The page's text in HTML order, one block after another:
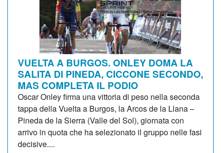
VUELTA A BURGOS. ONLEY DOMA LA
SALITA DI PINEDA, CICCONE SECONDO,
MAS COMPLETA IL PODIO
Oscar Onley firma una vittoria di peso nella seconda
tappa della Vuelta a Burgos, la Arcos de la Llana –
Pineda de la Sierra (Valle del Sol), giornata con
arrivo in quota che ha selezionato il gruppo nelle fasi
decisive....